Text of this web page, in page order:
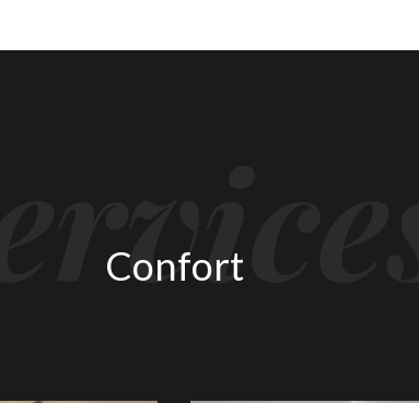
Confort